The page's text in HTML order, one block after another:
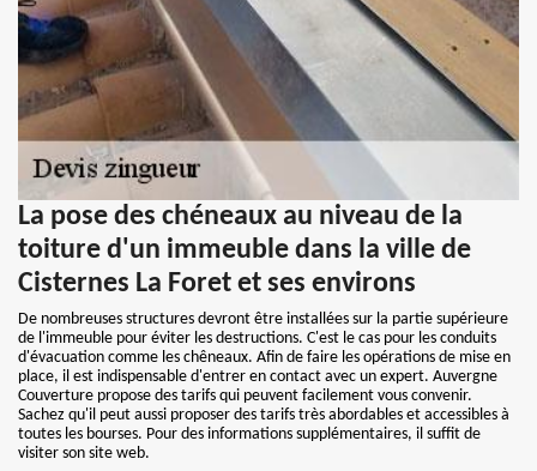
La pose des chéneaux au niveau de la
toiture d'un immeuble dans la ville de
Cisternes La Foret et ses environs
De nombreuses structures devront être installées sur la partie supérieure
de l'immeuble pour éviter les destructions. C'est le cas pour les conduits
d'évacuation comme les chêneaux. Afin de faire les opérations de mise en
place, il est indispensable d'entrer en contact avec un expert. Auvergne
Couverture propose des tarifs qui peuvent facilement vous convenir.
Sachez qu'il peut aussi proposer des tarifs très abordables et accessibles à
toutes les bourses. Pour des informations supplémentaires, il suffit de
visiter son site web.